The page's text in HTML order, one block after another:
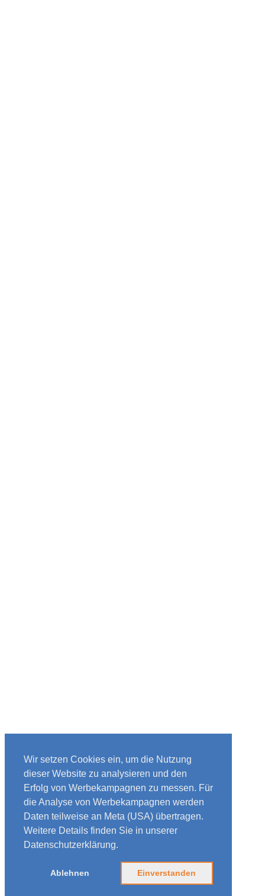
Wir setzen Cookies ein, um die Nutzung
dieser Website zu analysieren und den
Erfolg von Werbekampagnen zu messen. Für
die Analyse von Werbekampagnen werden
Daten teilweise an Meta (USA) übertragen.
Weitere Details finden Sie in unserer
Datenschutzerklärung.
Ablehnen Einverstanden